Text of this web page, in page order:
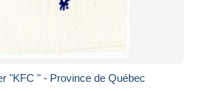
"KFC " - Province de Québec